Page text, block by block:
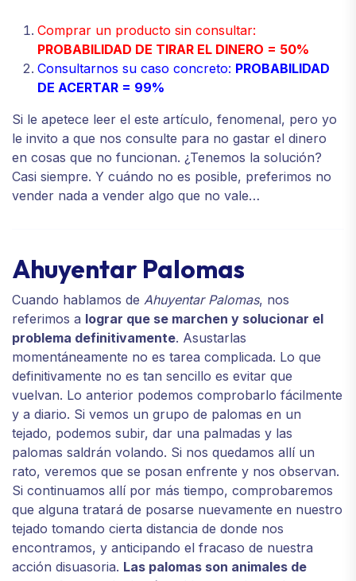
Comprar un producto sin consultar:
PROBABILIDAD DE TIRAR EL DINERO = 50%
Consultarnos su caso concreto: PROBABILIDAD
DE ACERTAR = 99%
Si le apetece leer el este artículo, fenomenal, pero yo
le invito a que nos consulte para no gastar el dinero
en cosas que no funcionan. ¿Tenemos la solución?
Casi siempre. Y cuándo no es posible, preferimos no
vender nada a vender algo que no vale…
Ahuyentar Palomas
Cuando hablamos de Ahuyentar Palomas, nos
referimos a lograr que se marchen y solucionar el
problema definitivamente. Asustarlas
momentáneamente no es tarea complicada. Lo que
definitivamente no es tan sencillo es evitar que
vuelvan. Lo anterior podemos comprobarlo fácilmente
y a diario. Si vemos un grupo de palomas en un
tejado, podemos subir, dar una palmadas y las
palomas saldrán volando. Si nos quedamos allí un
rato, veremos que se posan enfrente y nos observan.
Si continuamos allí por más tiempo, comprobaremos
que alguna tratará de posarse nuevamente en nuestro
tejado tomando cierta distancia de donde nos
encontramos, y anticipando el fracaso de nuestra
acción disuasoria. Las palomas son animales de